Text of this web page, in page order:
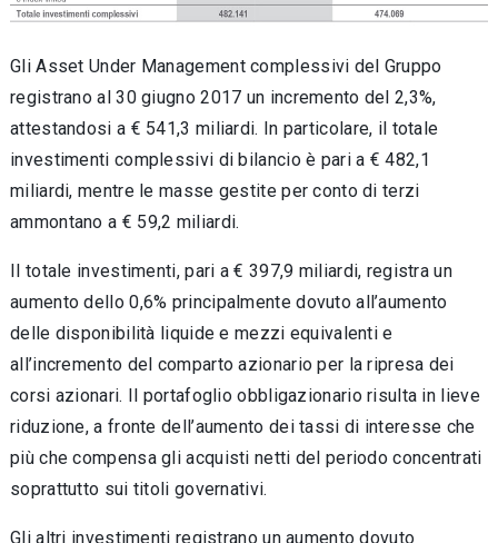
Gli Asset Under Management complessivi del Gruppo
registrano al 30 giugno 2017 un incremento del 2,3%,
attestandosi a € 541,3 miliardi. In particolare, il totale
investimenti complessivi di bilancio è pari a € 482,1
miliardi, mentre le masse gestite per conto di terzi
ammontano a € 59,2 miliardi.
Il totale investimenti, pari a € 397,9 miliardi, registra un
aumento dello 0,6% principalmente dovuto all’aumento
delle disponibilità liquide e mezzi equivalenti e
all’incremento del comparto azionario per la ripresa dei
corsi azionari. Il portafoglio obbligazionario risulta in lieve
riduzione, a fronte dell’aumento dei tassi di interesse che
più che compensa gli acquisti netti del periodo concentrati
soprattutto sui titoli governativi.
Gli altri investimenti registrano un aumento dovuto